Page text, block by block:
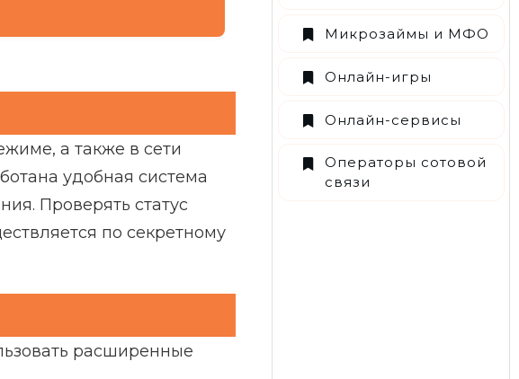
а также в сети
удобная система
Проверять статус
по секретному
расширенные
Микрозаймы и МФО
Онлайн-игры
Онлайн-сервисы
Операторы сотовой
связи